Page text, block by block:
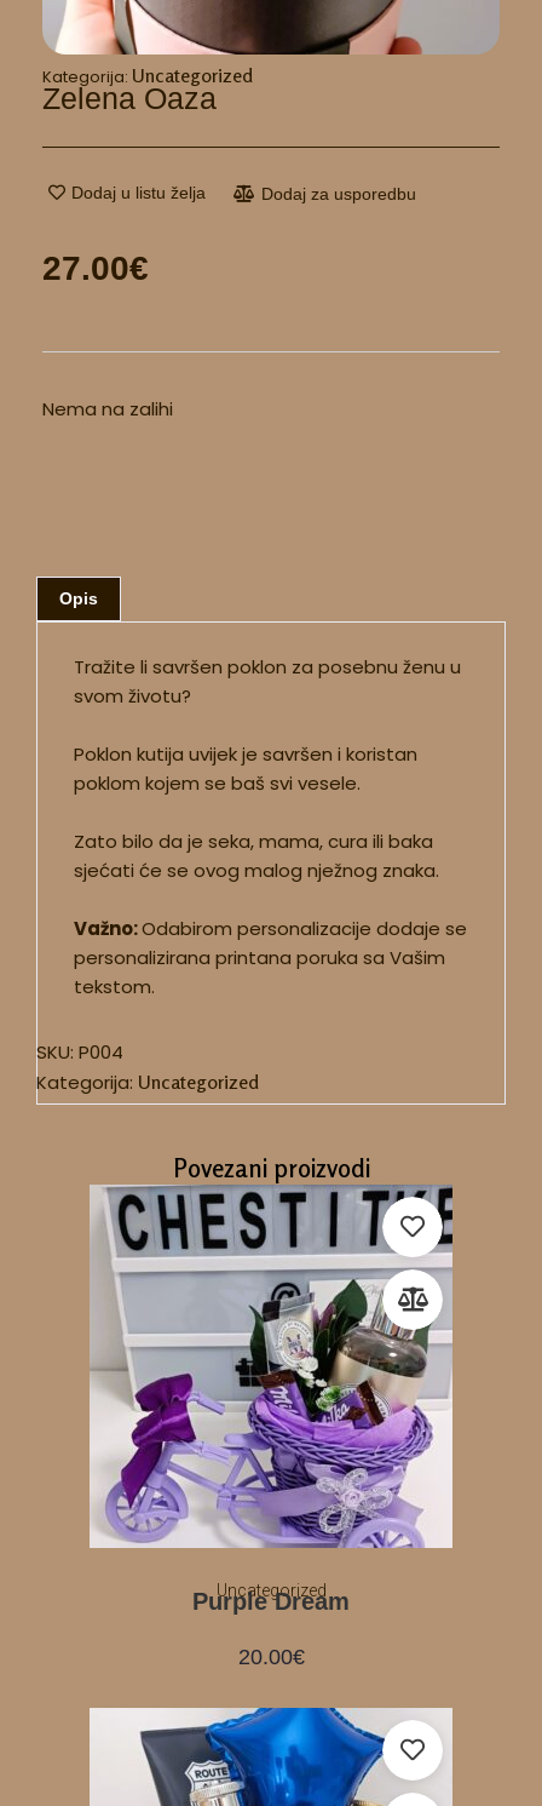
Kategorija: Uncategorized
Zelena Oaza
Dodaj u listu želja Dodaj za usporedbu
27.00€
Nema na zalihi
Opis
Tražite li savršen poklon za posebnu ženu u
svom životu?
Poklon kutija uvijek je savršen i koristan
poklom kojem se baš svi vesele.
Zato bilo da je seka, mama, cura ili baka
sjećati će se ovog malog nježnog znaka.
Važno:Odabirom personalizacije dodaje se
personalizirana printana poruka sa Vašim
tekstom.
SKU: P004
Kategorija: Uncategorized
Povezani proizvodi
Uncategorized
Purple Dream
20.00€